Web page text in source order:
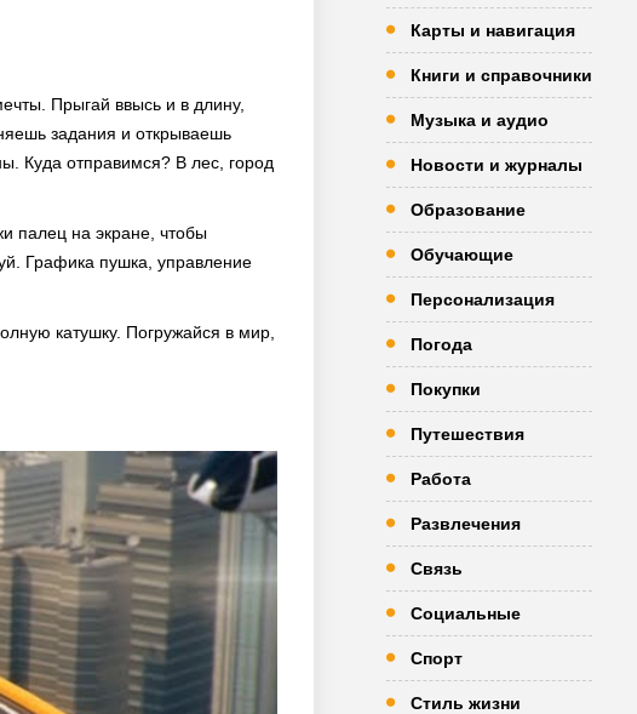
Прыгай ввысь и в длину,
задания и открываешь
Куда отправимся? В лес, город
палец на экране, чтобы
Графика пушка, управление
катушку. Погружайся в мир,
Карты и навигация
Книги и справочники
Музыка и аудио
Новости и журналы
Образование
Обучающие
Персонализация
Погода
Покупки
Путешествия
Работа
Развлечения
Связь
Социальные
Спорт
Стиль жизни